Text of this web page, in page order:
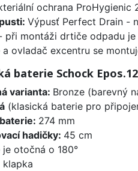
ochrana ProHygienic
Výpusť Perfect Drain -
při montáži drtiče odpadu
a ovladač excentru se
baterie Schock
varianta: Bronze (barevný
(klasická baterie pro
274 mm
hadičky: 45 cm
je otočná o 180°
klapka